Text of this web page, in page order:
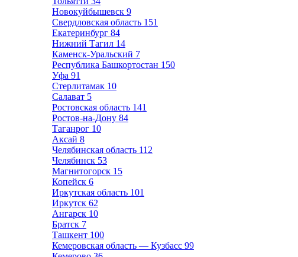
Новокуйбышевск 9
Свердловская область 151
Екатеринбург 84
Нижний Тагил 14
Каменск-Уральский 7
Республика Башкортостан 150
Уфа 91
Стерлитамак 10
Салават 5
Ростовская область 141
Ростов-на-Дону 84
Таганрог 10
Аксай 8
Челябинская область 112
Челябинск 53
Магнитогорск 15
Копейск 6
Иркутская область 101
Иркутск 62
Ангарск 10
Братск 7
Ташкент 100
Кемеровская область — Кузбасс 99